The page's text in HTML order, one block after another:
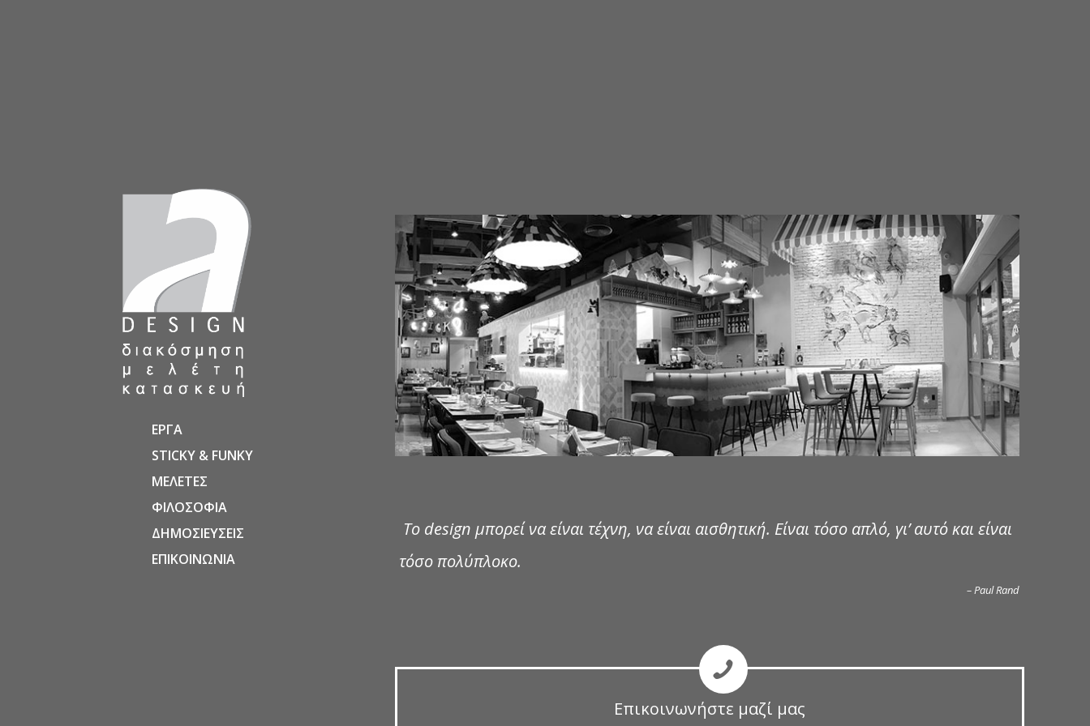
ΕΡΓΑ
STICKY & FUNKY
ΜΕΛΕΤΕΣ
ΦΙΛΟΣΟΦΙΑ
ΔΗΜΟΣΙΕΥΣΕΙΣ
ΕΠΙΚΟΙΝΩΝΙΑ
Το design μπορεί να είναι τέχνη, να είναι αισθητική. Είναι τόσο απλό, γι’ αυτό και είναι
τόσο πολύπλοκο.
– Paul Rand
Επικοινωνήστε μαζί μας